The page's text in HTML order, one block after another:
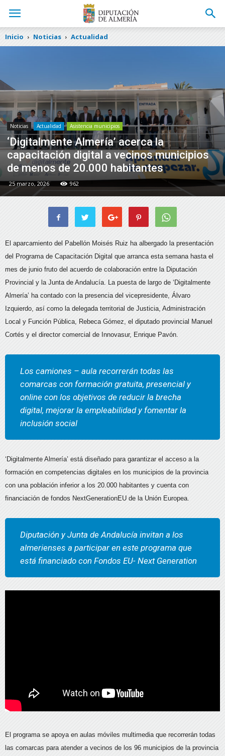
Inicio Noticias Actualidad
Noticias Actualidad Asistencia municipios
‘Digitalmente Almería’ acerca la
capacitación digital a vecinos municipios
de menos de 20.000 habitantes
25 marzo, 2026 962
El aparcamiento del Pabellón Moisés Ruiz ha albergado la presentación
del Programa de Capacitación Digital que arranca esta semana hasta el
mes de junio fruto del acuerdo de colaboración entre la Diputación
Provincial y la Junta de Andalucía. La puesta de largo de ‘Digitalmente
Almería’ ha contado con la presencia del vicepresidente, Álvaro
Izquierdo, así como la delegada territorial de Justicia, Administración
Local y Función Pública, Rebeca Gómez, el diputado provincial Manuel
Cortés y el director comercial de Innovasur, Enrique Pavón.
Los camiones – aula recorrerán todas las
comarcas con formación gratuita, presencial y
online con los objetivos de reducir la brecha
digital, mejorar la empleabilidad y fomentar la
inclusión social
‘Digitalmente Almería’ está diseñado para garantizar el acceso a la
formación en competencias digitales en los municipios de la provincia
con una población inferior a los 20.000 habitantes y cuenta con
financiación de fondos NextGenerationEU de la Unión Europea.
Diputación y Junta de Andalucía invitan a los
almerienses a participar en este programa que
está financiado con Fondos EU- Next Generation
El programa se apoya en aulas móviles multimedia que recorrerán todas
las comarcas para atender a vecinos de los 96 municipios de la provincia